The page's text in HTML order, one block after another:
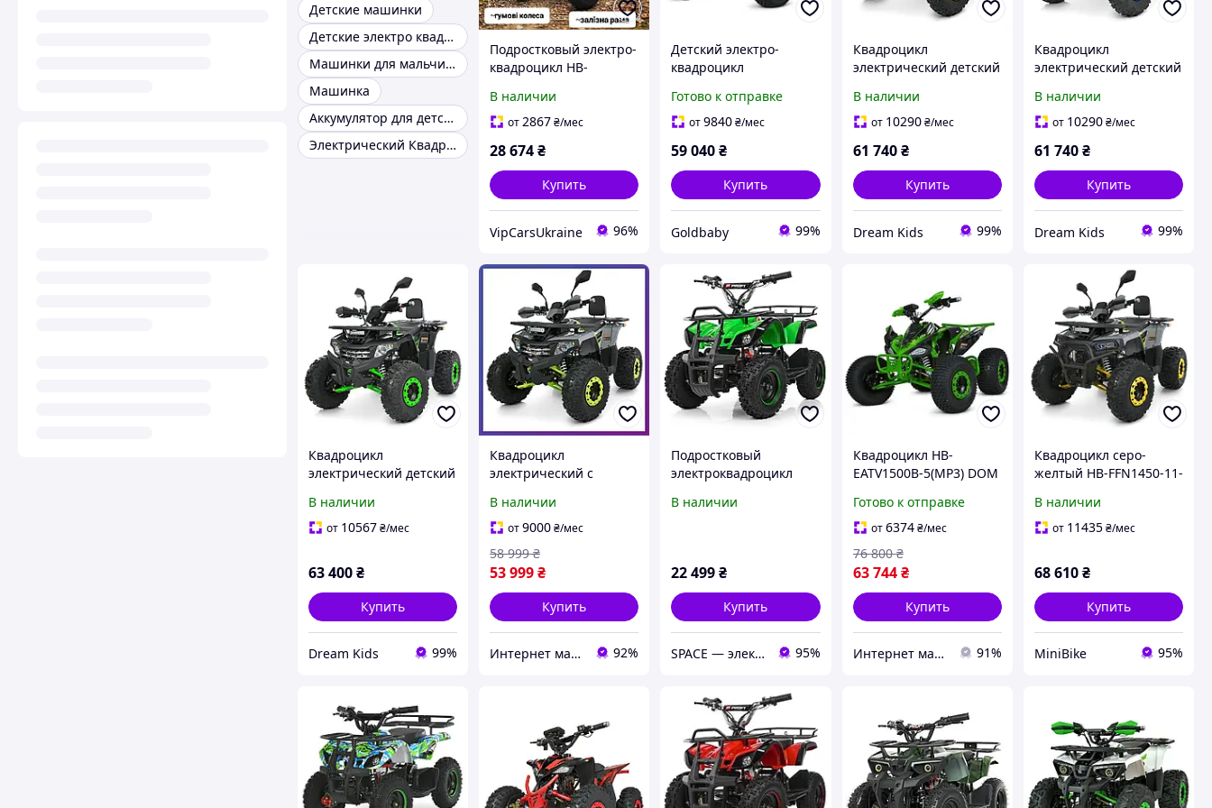
Детские машинки
Детские электро квадроциклы
Машинки для мальчиков
Машинка
Аккумулятор для детского квадроцикла
Электрический Квадроцикл
Подростковый электро-
квадроцикл HB-
резиновыми колесами,
железной рамой, до 25
амортизаторами
В наличии
от2867₴/мес
28 674₴
Купить
VipCarsUkraine 96%
Детский электро-
квадроцикл
скорость до 30 км/ч
надувные колеса) (HB-
Готово к отправке
от9840₴/мес
59 040₴
Купить
Goldbaby 99%
Квадроцикл
электрический детский
серо-желтый
В наличии
от 10290 ₴/мес
61 740 ₴
Купить
Dream Kids 99%
Квадроцикл
электрический детский
черно-синий
В наличии
от 10290₴/мес
61 740₴
Купить
Dream Kids 99%
Квадроцикл
электрический детский
5(MP3), черно-зеленый
В наличии
от 10567₴/мес
63 400₴
Купить
Dream Kids 99%
Квадроцикл
электрический с
HB-FC1450-11-5 для
подростков от 14 лет
В наличии
от9000₴/мес
53 999₴
58 999 ₴
Купить
Интернет магазин детских товаров и товаров для дома "Твой Киндер" 92%
Подростковый
электроквадроцикл
Зеленый
В наличии
22 499₴
Купить
SPACE — электротранспорт, электроника и комфорт в каждой детали! 95%
Квадроцикл HB-
EATV1500B-5(MP3) DOM
Готово к отправке
от6374 ₴/мес
63 744 ₴
76 800 ₴
Купить
Интернет магазин "Домовичок" 91%
Квадроцикл серо-
желтый HB-FFN1450-11-
бесщеточным
двигателем 1450W
В наличии
от 11435₴/мес
68 610₴
Купить
MiniBike 95%